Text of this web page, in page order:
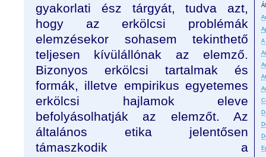
A
gyakorlati ész tárgyát, tudva azt,
hogy az erkölcsi problémák
elemzésekor sohasem tekinthető
teljesen kívülállónak az elemző.
Bizonyos erkölcsi tartalmak és
formák, illetve empirikus egyetemes
erkölcsi hajlamok eleve
befolyásolhatják az elemzőt. Az
általános etika jelentősen
támaszkodik a